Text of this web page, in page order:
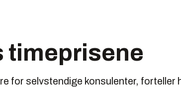
timeprisene
for selvstendige konsulenter, forteller